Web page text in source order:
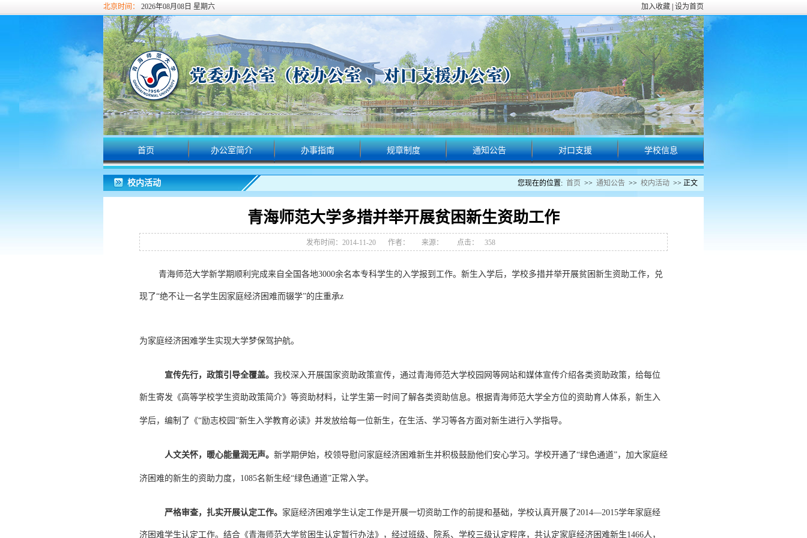
加入收藏 设为首页
北京时间： 2026年08月08日 星期六
首页 办公室简介 办事指南 规章制度 通知公告 对口支援 学校信息
您现在的位置: 首页 >> 通知公告 >> 校内活动 >> 正文
校内活动
青海师范大学多措并举开展贫困新生资助工作
发布时间：2014-11-20 作者： 来源： 点击： 358
青海师范大学新学期顺利完成来自全国各地3000余名本专科学生的入学报到工作。新生入学后，学校多措并举开展贫困新生资助工作，兑
现了“绝不让一名学生因家庭经济困难而辍学”的庄重承z
为家庭经济困难学生实现大学梦保驾护航。
宣传先行，政策引导全覆盖。 我校深入开展国家资助政策宣传，通过青海师范大学校园网等网站和媒体宣传介绍各类资助政策，给每位
新生寄发《高等学校学生资助政策简介》等资助材料，让学生第一时间了解各类资助信息。根据青海师范大学全方位的资助育人体系，新生入
学后，编制了《“励志校园”新生入学教育必读》并发放给每一位新生，在生活、学习等各方面对新生进行入学指导。
人文关怀，暖心能量润无声。 新学期伊始，校领导慰问家庭经济困难新生并积极鼓励他们安心学习。学校开通了“绿色通道”，加大家庭经
济困难的新生的资助力度， 1085名新生经“绿色通道”正常入学。
严格审查，扎实开展认定工作。 家庭经济困难学生认定工作是开展一切资助工作的前提和基础，学校认真开展了2014—2015学年家庭经
济困难学生认定工作。结合《青海师范大学贫困生认定暂行办法》，经过班级、院系、学校三级认定程序，共认定家庭经济困难新生1466人，